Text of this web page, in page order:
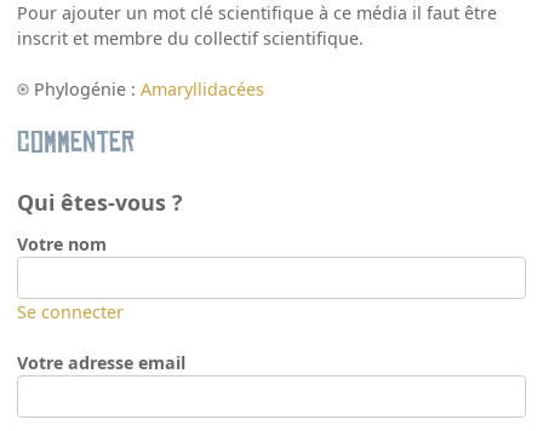
Pour ajouter un mot clé scientifique à ce média il faut être
inscrit et membre du collectif scientifique.
Phylogénie :Amaryllidacées
Commenter
Qui êtes-vous ?
Votre nom
Se connecter
Votre adresse email